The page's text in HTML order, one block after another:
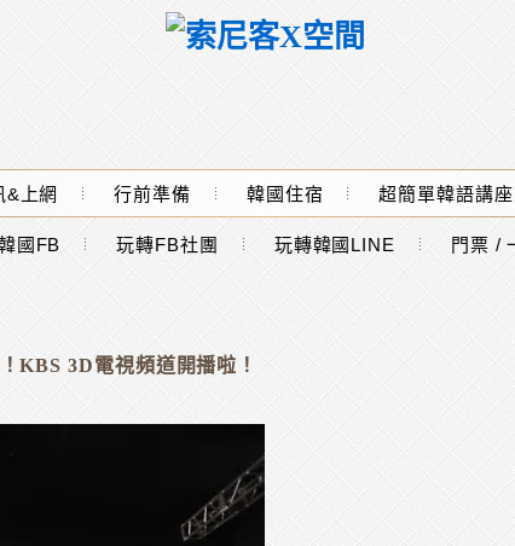
&上網 行前準備 韓國住宿 超簡單韓語講座
國FB 玩轉FB社團 玩轉韓國LINE 門票 /
KBS 3D電視頻道開播啦！